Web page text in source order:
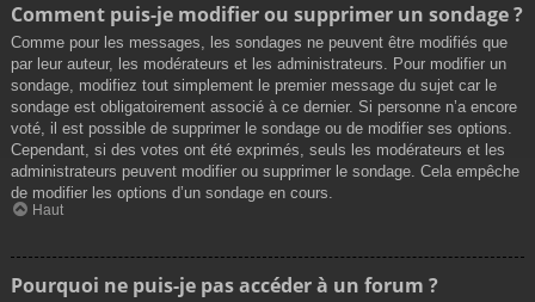
Comment puis-je modifier ou supprimer un sondage ?
Comme pour les messages, les sondages ne peuvent être modifiés que
par leur auteur, les modérateurs et les administrateurs. Pour modifier un
sondage, modifiez tout simplement le premier message du sujet car le
sondage est obligatoirement associé à ce dernier. Si personne n’a encore
voté, il est possible de supprimer le sondage ou de modifier ses options.
Cependant, si des votes ont été exprimés, seuls les modérateurs et les
administrateurs peuvent modifier ou supprimer le sondage. Cela empêche
de modifier les options d’un sondage en cours.
Haut
Pourquoi ne puis-je pas accéder à un forum ?